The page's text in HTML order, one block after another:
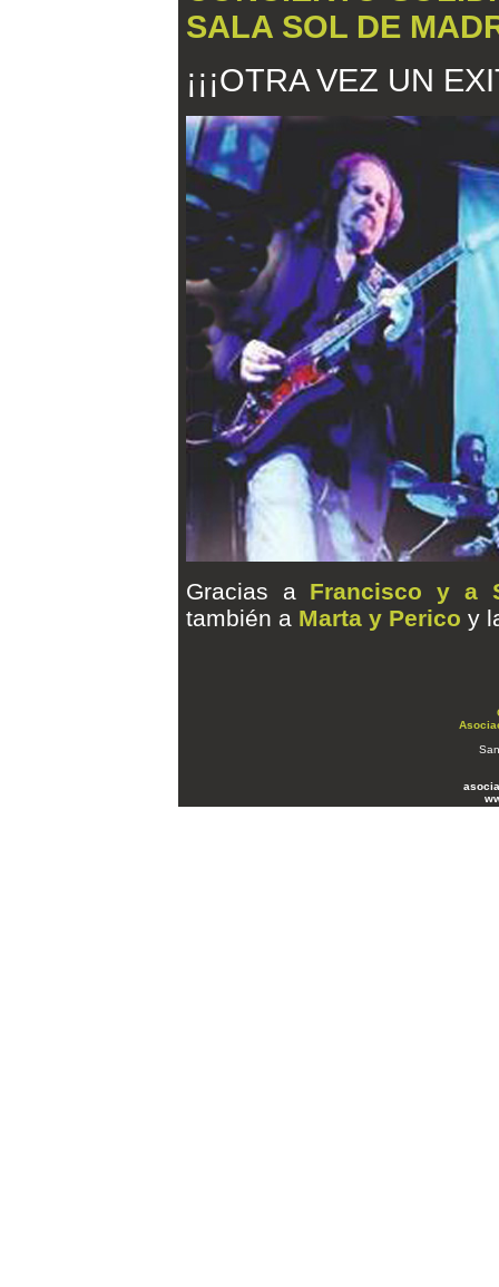
SALA SOL DE
¡¡¡OTRA VEZ UN
Gracias a Francisco y a
también a Marta y Perico y